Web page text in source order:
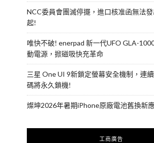
NCC委員會團滅停擺，進口核准函無法
起!
唯快不破! enerpad 新一代UFO GLA-
動電源，掀磁吸快充革命
三星 One UI 9新鎖定螢幕安全機制，連
碼將永久鎖機!
燦坤2026年暑期iPhone原廠電池舊換新
工商廣告